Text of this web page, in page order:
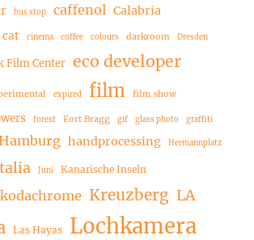
bus stop caffenol Calabria
cat cinema coffee colours darkroom Dresden
Film Center eco developer
expired film film show
forest Fort Bragg gif glass photo graffiti
Hamburg handprocessing Hermannplatz
Juni Kanarische Inseln
kodachrome Kreuzberg LA
Las Hayas Lochkamera